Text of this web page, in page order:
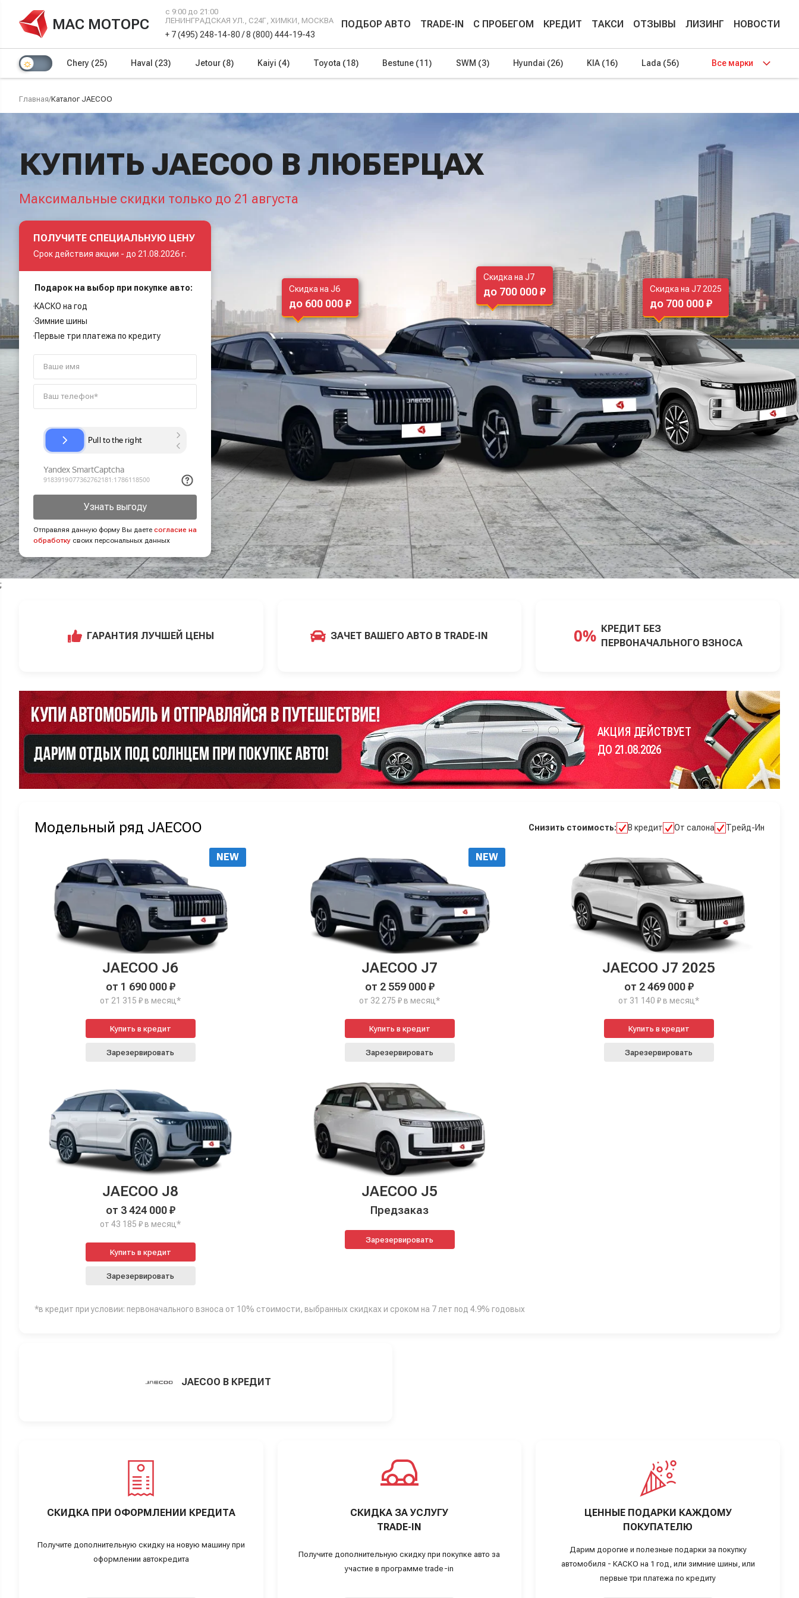
МАС МОТОРС
с 9:00 до 21:00
ЛЕНИНГРАДСКАЯ УЛ., С24Г, ХИМКИ, МОСКВА
+ 7 (495) 248-14-80 /8 (800) 444-19-43
ПОДБОР АВТО TRADE-IN С ПРОБЕГОМ КРЕДИТ ТАКСИ ОТЗЫВЫ ЛИЗИНГ НОВОСТИ
Chery (25) Haval (23) Jetour (8) Kaiyi (4) Toyota (18) Bestune (11) SWM (3) Hyundai (26) KIA (16) Lada (56) Все марки
Главная/Каталог JAECOO
КУПИТЬ JAECOO В ЛЮБЕРЦАХ
Максимальные скидки только до 21 августа
ПОЛУЧИТЕ СПЕЦИАЛЬНУЮ ЦЕНУ
Срок действия акции - до 21.08.2026 г.
Подарок на выбор при покупке авто:
КАСКО на год
Зимние шины
Первые три платежа по кредиту
Узнать выгоду
Отправляя данную форму Вы даете согласие на
обработку своих персональных данных
Скидка на J6
до 600 000 ₽
Скидка на J7
до 700 000 ₽ Скидка на J7 2025
до 700 000 ₽
;
ГАРАНТИЯ ЛУЧШЕЙ ЦЕНЫ ЗАЧЕТ ВАШЕГО АВТО В TRADE-IN
КРЕДИТ БЕЗ
ПЕРВОНАЧАЛЬНОГО ВЗНОСА
АКЦИЯ ДЕЙСТВУЕТ
ДО 21.08.2026
Модельный ряд JAECOO Снизить стоимость: В кредит От салона Трейд-Ин
NEW
JAECOO J6
от 1 690 000 ₽
от 21 315 ₽ в месяц*
Купить в кредит
Зарезервировать
NEW
JAECOO J7
от 2 559 000 ₽
от 32 275 ₽ в месяц*
Купить в кредит
Зарезервировать
JAECOO J7 2025
от 2 469 000 ₽
от 31 140 ₽ в месяц*
Купить в кредит
Зарезервировать
JAECOO J8
от 3 424 000 ₽
от 43 185 ₽ в месяц*
Купить в кредит
Зарезервировать
JAECOO J5
Предзаказ
Зарезервировать
*в кредит при условии: первоначального взноса от 10% стоимости, выбранных скидках и сроком на 7 лет под 4.9% годовых
JAECOO В КРЕДИТ
СКИДКА ПРИ ОФОРМЛЕНИИ КРЕДИТА
Получите дополнительную скидку на новую машину при
оформлении автокредита
СКИДКА ЗА УСЛУГУ
TRADE-IN
Получите дополнительную скидку при покупке авто за
участие в программе trade-in
ЦЕННЫЕ ПОДАРКИ КАЖДОМУ
ПОКУПАТЕЛЮ
Дарим дорогие и полезные подарки за покупку
автомобиля - КАСКО на 1 год, или зимние шины, или
первые три платежа по кредиту